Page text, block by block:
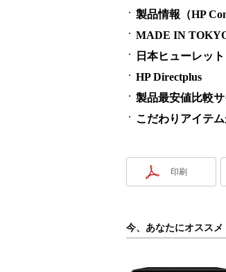
製品情報（HP
MADE IN
日本ヒューレッ
HP Directplus
製品最安値比較
こだわりアイテ
印刷
今、あなたにオススメ